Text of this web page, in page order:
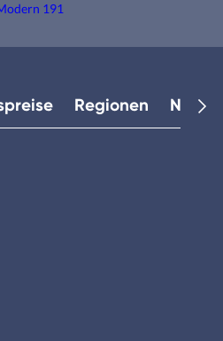
191
Regionen